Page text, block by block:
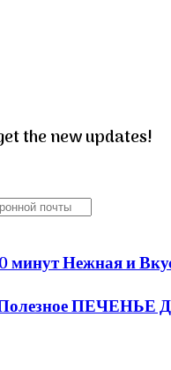
the new updates!
Нежная и
ПЕЧЕНЬЕ